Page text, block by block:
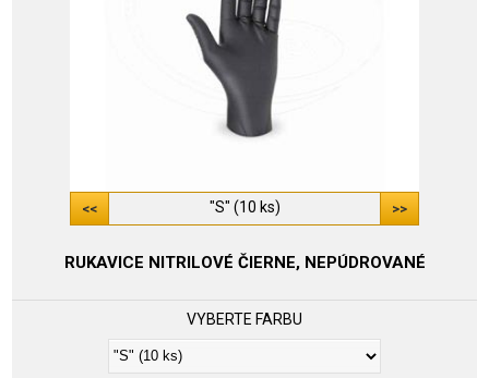
"S" (10 ks)
RUKAVICE NITRILOVÉ ČIERNE, NEPÚDROVANÉ
VYBERTE FARBU